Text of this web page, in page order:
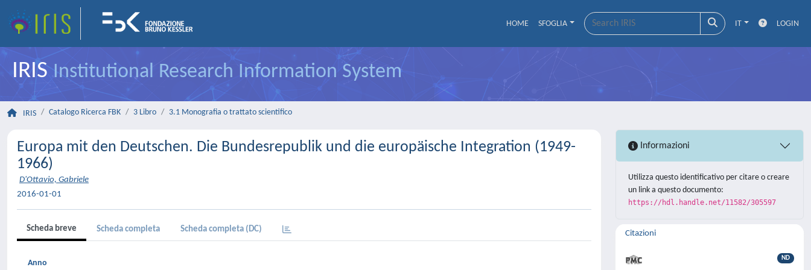
HOME SFOGLIA IT LOGIN
IRISInstitutional Research Information System
IRIS Catalogo Ricerca FBK 3 Libro 3.1 Monografia o trattato scientifico
Europa mit den Deutschen. Die Bundesrepublik und die europäische Integration (1949-
1966)
D'Ottavio, Gabriele
2016-01-01
Scheda breve Scheda completa Scheda completa (DC)
Anno
Informazioni
Utilizza questo identificativo per citare o creare
un link a questo documento:
https://hdl.handle.net/11582/305597
Citazioni
ND